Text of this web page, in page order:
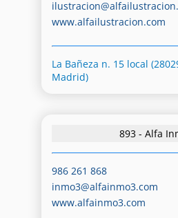
www.alfailustracion.com
La Bañeza n. 15 local
Madrid)
893 - Alfa
986 261 868
inmo3@alfainmo3.com
www.alfainmo3.com